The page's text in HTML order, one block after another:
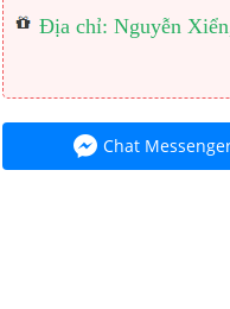
Địa chỉ: Nguyễn
Chat